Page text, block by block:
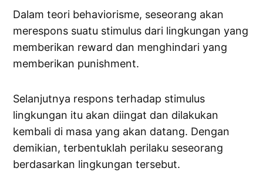
Dalam teori behaviorisme, seseorang akan
merespons suatu stimulus dari lingkungan yang
memberikan reward dan menghindari yang
memberikan punishment.
Selanjutnya respons terhadap stimulus
lingkungan itu akan diingat dan dilakukan
kembali di masa yang akan datang. Dengan
demikian, terbentuklah perilaku seseorang
berdasarkan lingkungan tersebut.